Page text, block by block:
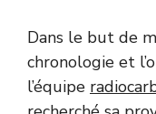
Dans le but de
chronologie et
l’équipe